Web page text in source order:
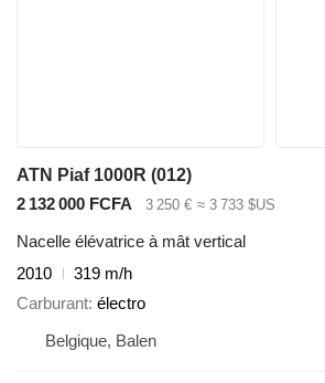
ATN Piaf 1000R (012)
2 132 000 FCFA
3 250 € ≈ 3 733 $US
Nacelle élévatrice à mât vertical
2010
319 m/h
Carburant électro
Belgique, Balen